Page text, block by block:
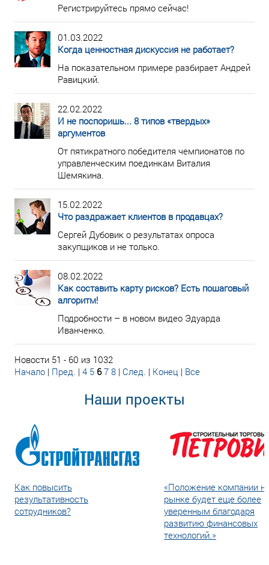
Регистрируйтесь прямо сейчас!
01.03.2022
Когда ценностная дискуссия не работает?
На показательном примере разбирает Андрей
Равицкий.
22.02.2022
И не поспоришь... 8 типов «твердых»
аргументов
От пятикратного победителя чемпионатов по
управленческим поединкам Виталия
Шемякина.
15.02.2022
Что раздражает клиентов в продавцах?
Сергей Дубовик о результатах опроса
закупщиков и не только.
08.02.2022
Как составить карту рисков? Есть пошаговый
алгоритм!
Подробности – в новом видео Эдуарда
Иванченко.
Новости 51 - 60 из 1032
Начало | Пред. | 4 5 6 7 8 | След. | Конец | Все
Наши проекты
Как повысить
результативность
сотрудников?
«Положение компании
рынке будет еще более
уверенным благодаря
развитию финансовых
технологий.»